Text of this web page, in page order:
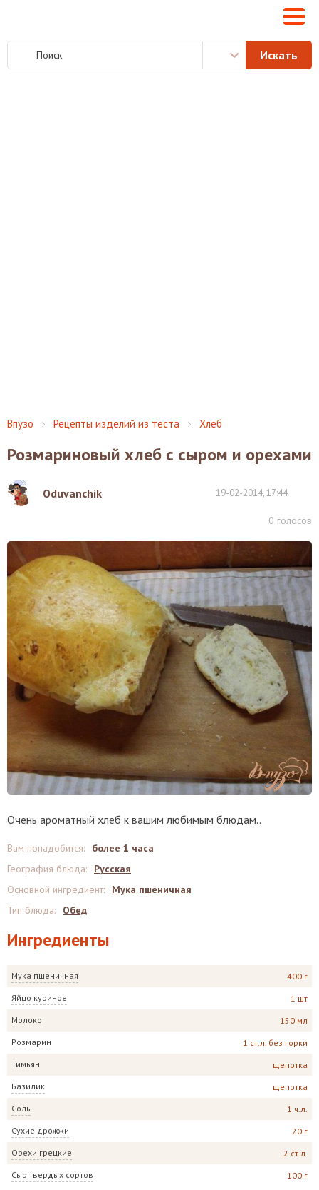
Впузо Рецепты изделий из теста Хлеб
Розмариновый хлеб с сыром и орехами
Oduvanchik 19-02-2014, 17:44
0 голосов
Очень ароматный хлеб к вашим любимым блюдам..
Ингредиенты
Мука пшеничная 400 г
Яйцо куриное 1 шт
Молоко 150 мл
Розмарин 1 ст.л. без горки
Тимьян щепотка
Базилик щепотка
Соль 1 ч.л.
Сухие дрожжи 20 г
Орехи грецкие 2 ст.л.
Сыр твердых сортов 100 г
Вам понадобится:
более 1 часа
География блюда:
Русская
Основной ингредиент:
Мука пшеничная
Тип блюда: Обед